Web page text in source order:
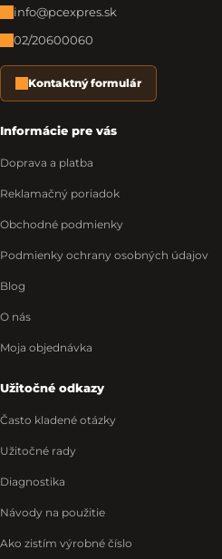
info@pcexpres.sk
02/20600060
Kontaktný formulár
Informácie pre vás
Doprava a platba
Reklamačný poriadok
Obchodné podmienky
Podmienky ochrany osobných údajov
Blog
O nás
Moja objednávka
Užitočné odkazy
Často kladené otázky
Užitočné rady
Diagnostika
Návody na použitie
Ako zistím výrobné číslo